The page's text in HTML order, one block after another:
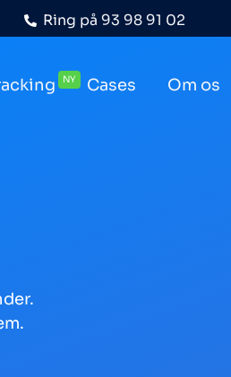
Ring på 93 98 91 02
NY Cases Om os